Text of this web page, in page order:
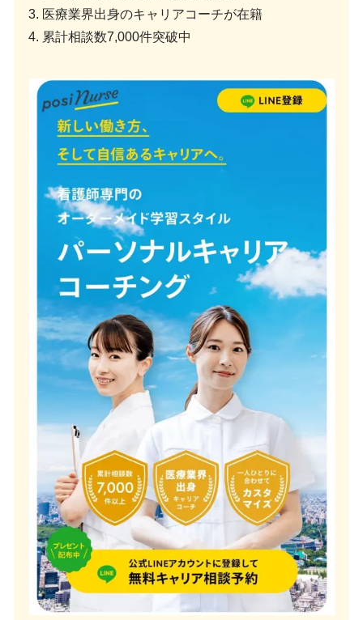
3. 医療業界出身のキャリアコーチが在籍
4. 累計相談数7,000件突破中